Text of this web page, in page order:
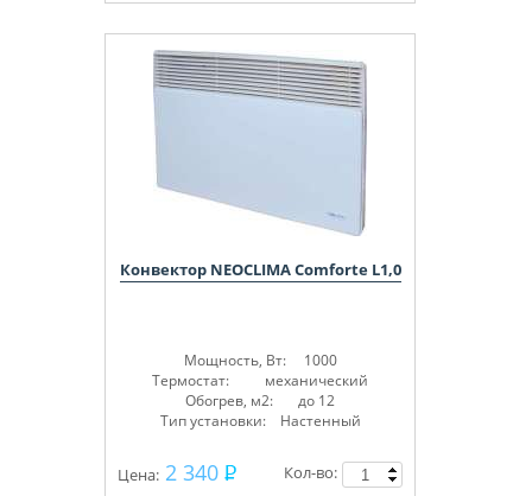
Конвектор NEOCLIMA Comforte L1,0
Мощность, Вт: 1000
Термостат: механический
Обогрев, м2: до 12
Тип установки: Настенный
Цена: 2 340
Кол-во: